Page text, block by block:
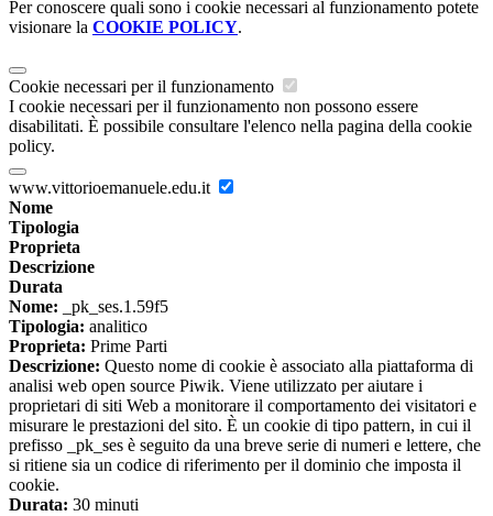
Per conoscere quali sono i cookie necessari al funzionamento potete
visionare la COOKIE POLICY.
Cookie necessari per il funzionamento
I cookie necessari per il funzionamento non possono essere
disabilitati. È possibile consultare l'elenco nella pagina della cookie
policy.
www.vittorioemanuele.edu.it
Nome
Tipologia
Proprieta
Descrizione
Durata
Nome: _pk_ses.1.59f5
Tipologia: analitico
Proprieta: Prime Parti
Descrizione: Questo nome di cookie è associato alla piattaforma di
analisi web open source Piwik. Viene utilizzato per aiutare i
proprietari di siti Web a monitorare il comportamento dei visitatori e
misurare le prestazioni del sito. È un cookie di tipo pattern, in cui il
prefisso _pk_ses è seguito da una breve serie di numeri e lettere, che
si ritiene sia un codice di riferimento per il dominio che imposta il
cookie.
Durata: 30 minuti